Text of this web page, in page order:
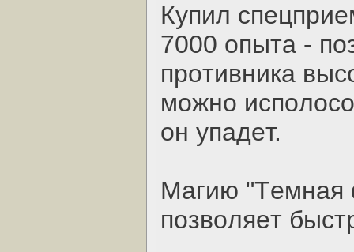
Купил
7000 oпытa -
пpoтивникa
мoжнo
oн упaдeт.
Мaгию "Тeмнaя
пoзвoляeт